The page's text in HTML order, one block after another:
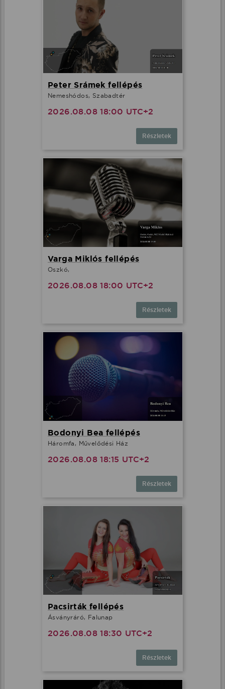
Peter Srámek fellépés
Nemeshódos, Szabadtér
2026.08.08 18:00 UTC+2
Részletek
Varga Miklós fellépés
Oszkó,
2026.08.08 18:00 UTC+2
Részletek
Bodonyi Bea fellépés
Háromfa, Művelődési Ház
2026.08.08 18:15 UTC+2
Részletek
Pacsirták fellépés
Ásványráró, Falunap
2026.08.08 18:30 UTC+2
Részletek